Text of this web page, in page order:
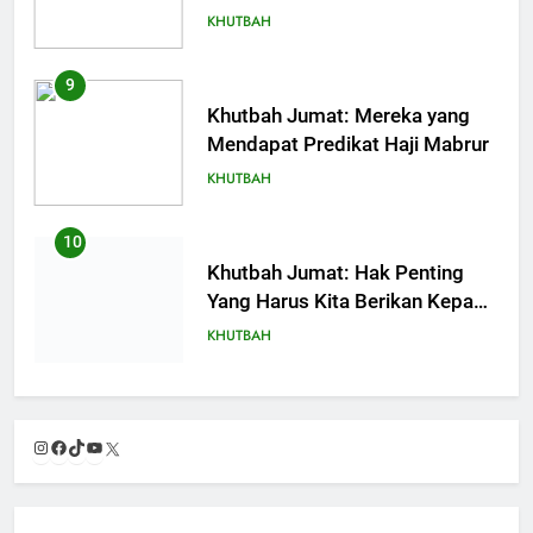
KHUTBAH
9
Khutbah Jumat: Mereka yang
Mendapat Predikat Haji Mabrur
KHUTBAH
10
Khutbah Jumat: Hak Penting
Yang Harus Kita Berikan Kepada
Istri
KHUTBAH
11
Instagram
Facebook
TikTok
YouTube